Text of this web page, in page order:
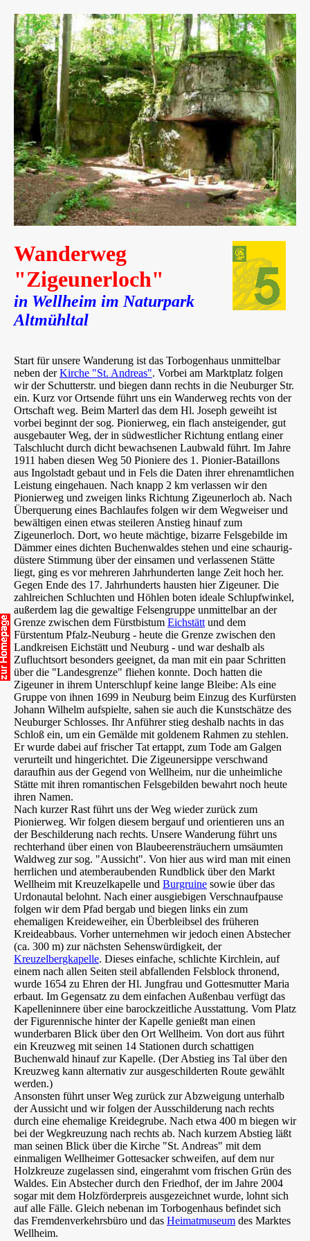
Wanderweg
"Zigeunerloch"
in Wellheim im Naturpark
Altmühltal
Start für unsere Wanderung ist das Torbogenhaus unmittelbar
neben derKirche "St. Andreas". Vorbei am Marktplatz folgen
wir der Schutterstr. und biegen dann rechts in die Neuburger Str.
ein. Kurz vor Ortsende führt uns ein Wanderweg rechts von der
Ortschaft weg. Beim Marterl das dem Hl. Joseph geweiht ist
vorbei beginnt der sog. Pionierweg, ein flach ansteigender, gut
ausgebauter Weg, der in südwestlicher Richtung entlang einer
Talschlucht durch dicht bewachsenen Laubwald führt. Im Jahre
1911 haben diesen Weg 50 Pioniere des 1. Pionier-Bataillons
aus Ingolstadt gebaut und in Fels die Daten ihrer ehrenamtlichen
Leistung eingehauen. Nach knapp 2 km verlassen wir den
Pionierweg und zweigen links Richtung Zigeunerloch ab. Nach
Überquerung eines Bachlaufes folgen wir dem Wegweiser und
bewältigen einen etwas steileren Anstieg hinauf zum
Zigeunerloch. Dort, wo heute mächtige, bizarre Felsgebilde im
Dämmer eines dichten Buchenwaldes stehen und eine schaurig-
düstere Stimmung über der einsamen und verlassenen Stätte
liegt, ging es vor mehreren Jahrhunderten lange Zeit hoch her.
Gegen Ende des 17. Jahrhunderts hausten hier Zigeuner. Die
zahlreichen Schluchten und Höhlen boten ideale Schlupfwinkel,
außerdem lag die gewaltige Felsengruppe unmittelbar an der
Grenze zwischen dem Fürstbistum Eichstätt und dem
Fürstentum Pfalz-Neuburg - heute die Grenze zwischen den
Landkreisen Eichstätt und Neuburg - und war deshalb als
Zufluchtsort besonders geeignet, da man mit ein paar Schritten
über die "Landesgrenze" fliehen konnte. Doch hatten die
Zigeuner in ihrem Unterschlupf keine lange Bleibe: Als eine
Gruppe von ihnen 1699 in Neuburg beim Einzug des Kurfürsten
Johann Wilhelm aufspielte, sahen sie auch die Kunstschätze des
Neuburger Schlosses. Ihr Anführer stieg deshalb nachts in das
Schloß ein, um ein Gemälde mit goldenem Rahmen zu stehlen.
Er wurde dabei auf frischer Tat ertappt, zum Tode am Galgen
verurteilt und hingerichtet. Die Zigeunersippe verschwand
daraufhin aus der Gegend von Wellheim, nur die unheimliche
Stätte mit ihren romantischen Felsgebilden bewahrt noch heute
ihren Namen.
Nach kurzer Rast führt uns der Weg wieder zurück zum
Pionierweg. Wir folgen diesem bergauf und orientieren uns an
der Beschilderung nach rechts. Unsere Wanderung führt uns
rechterhand über einen von Blaubeerensträuchern umsäumten
Waldweg zur sog. "Aussicht". Von hier aus wird man mit einen
herrlichen und atemberaubenden Rundblick über den Markt
Wellheim mit Kreuzelkapelle und Burgruine sowie über das
Urdonautal belohnt. Nach einer ausgiebigen Verschnaufpause
folgen wir dem Pfad bergab und biegen links ein zum
ehemaligen Kreideweiher, ein Überbleibsel des früheren
Kreideabbaus. Vorher unternehmen wir jedoch einen Abstecher
(ca. 300 m) zur nächsten Sehenswürdigkeit, der
Kreuzelbergkapelle. Dieses einfache, schlichte Kirchlein, auf
einem nach allen Seiten steil abfallenden Felsblock thronend,
wurde 1654 zu Ehren der Hl. Jungfrau und Gottesmutter Maria
erbaut. Im Gegensatz zu dem einfachen Außenbau verfügt das
Kapelleninnere über eine barockzeitliche Ausstattung. Vom Platz
der Figurennische hinter der Kapelle genießt man einen
wunderbaren Blick über den Ort Wellheim. Von dort aus führt
ein Kreuzweg mit seinen 14 Stationen durch schattigen
Buchenwald hinauf zur Kapelle. (Der Abstieg ins Tal über den
Kreuzweg kann alternativ zur ausgeschilderten Route gewählt
werden.)
Ansonsten führt unser Weg zurück zur Abzweigung unterhalb
der Aussicht und wir folgen der Ausschilderung nach rechts
durch eine ehemalige Kreidegrube. Nach etwa 400 m biegen wir
bei der Wegkreuzung nach rechts ab. Nach kurzem Abstieg läßt
man seinen Blick über die Kirche "St. Andreas" mit dem
einmaligen Wellheimer Gottesacker schweifen, auf dem nur
Holzkreuze zugelassen sind, eingerahmt vom frischen Grün des
Waldes. Ein Abstecher durch den Friedhof, der im Jahre 2004
sogar mit dem Holzförderpreis ausgezeichnet wurde, lohnt sich
auf alle Fälle. Gleich nebenan im Torbogenhaus befindet sich
das Fremdenverkehrsbüro und das Heimatmuseum des Marktes
Wellheim.